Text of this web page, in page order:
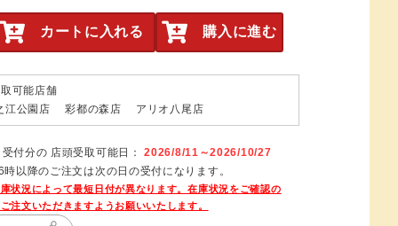
カートに入れる 購入に進む
可能店舗
江公園店 彩都の森店 アリオ八尾店
受付分の 店頭受取可能日：2026/8/11～2026/10/27
以降のご注文は次の日の受付になります。